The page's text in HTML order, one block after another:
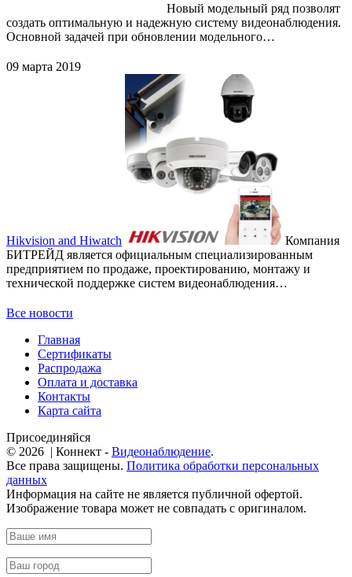
Новый модельный ряд позволят
создать оптимальную и надежную систему видеонаблюдения.
Основной задачей при обновлении модельного…
09 марта 2019
Hikvision and Hiwatch
Компания
БИТРЕЙД является официальным специализированным
предприятием по продаже, проектированию, монтажу и
технической поддержке систем видеонаблюдения…
Все новости
Главная
Сертификаты
Распродажа
Оплата и доставка
Контакты
Карта сайта
Присоединяйся
© 2026 | Коннект - Видеонаблюдение.
Все права защищены. Политика обработки персональных
данных
Информация на сайте не является публичной офертой.
Изображение товара может не совпадать с оригиналом.